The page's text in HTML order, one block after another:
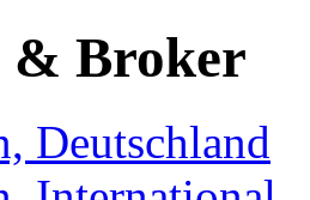
& Broker
Deutschland